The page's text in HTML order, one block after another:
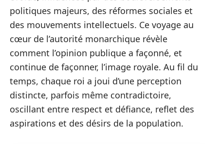
politiques majeurs, des réformes sociales et
des mouvements intellectuels. Ce voyage au
cœur de l’autorité monarchique révèle
comment l’opinion publique a façonné, et
continue de façonner, l’image royale. Au fil du
temps, chaque roi a joui d’une perception
distincte, parfois même contradictoire,
oscillant entre respect et défiance, reflet des
aspirations et des désirs de la population.